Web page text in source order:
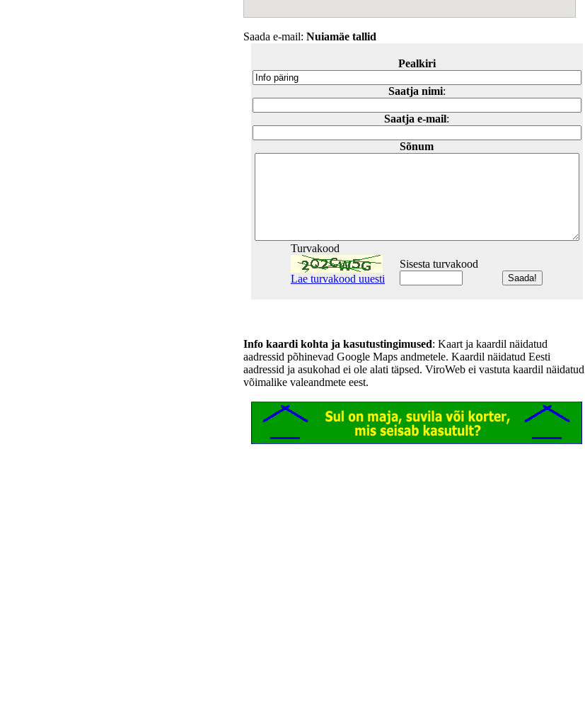
Saada e-mail: Nuiamäe tallid
Pealkiri
Saatja nimi:
Saatja e-mail:
Sõnum
Turvakood
Lae turvakood uuesti
Sisesta turvakood
Info kaardi kohta ja kasutustingimused: Kaart ja kaardil näidatud
aadressid põhinevad Google Maps andmetele. Kaardil näidatud Eesti
aadressid ja asukohad ei ole alati täpsed. ViroWeb ei vastuta kaardil näidatud
võimalike valeandmete eest.